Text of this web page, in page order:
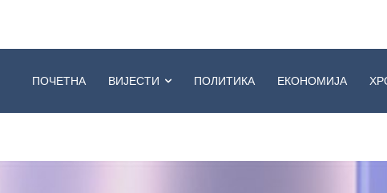
ПОЧЕТНА ВИЈЕСТИ ПОЛИТИКА ЕКОНОМИЈА